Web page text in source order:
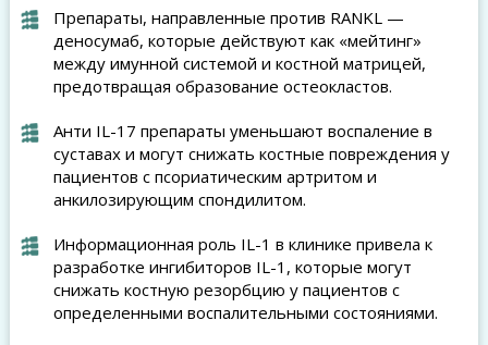
Препараты, направленные против RANKL —
деносумаб, которые действуют как «мейтинг»
между имунной системой и костной матрицей,
предотвращая образование остеокластов.
Анти IL-17 препараты уменьшают воспаление в
суставах и могут снижать костные повреждения у
пациентов с псориатическим артритом и
анкилозирующим спондилитом.
Информационная роль IL-1 в клинике привела к
разработке ингибиторов IL-1, которые могут
снижать костную резорбцию у пациентов с
определенными воспалительными состояниями.